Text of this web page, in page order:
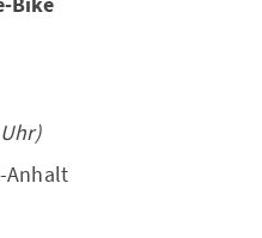
Anhalt